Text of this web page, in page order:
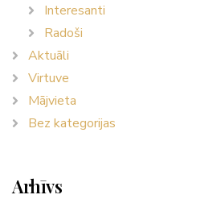
Interesanti
Radoši
Aktuāli
Virtuve
Mājvieta
Bez kategorijas
Arhīvs